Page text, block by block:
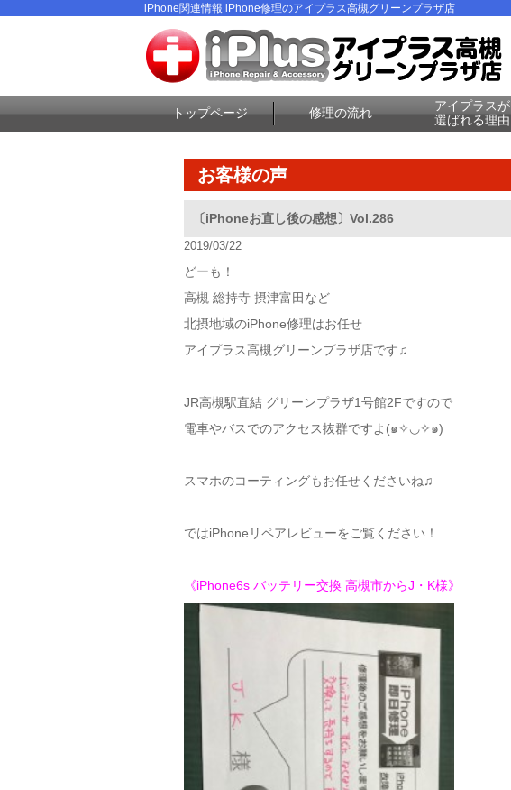
iPhone関連情報 iPhone修理のアイプラス高槻グリーンプラザ店
トップページ 修理の流れ
アイプラスが
選ばれる理由
お客様の声
〔iPhoneお直し後の感想〕Vol.286
2019/03/22
どーも！
高槻 総持寺 摂津富田など
北摂地域のiPhone修理はお任せ
アイプラス高槻グリーンプラザ店です♫
JR高槻駅直結 グリーンプラザ1号館2Fですので
電車やバスでのアクセス抜群ですよ(๑✧◡✧๑)
スマホのコーティングもお任せくださいね♫
ではiPhoneリペアレビューをご覧ください！
《iPhone6s バッテリー交換 高槻市からJ・K様》